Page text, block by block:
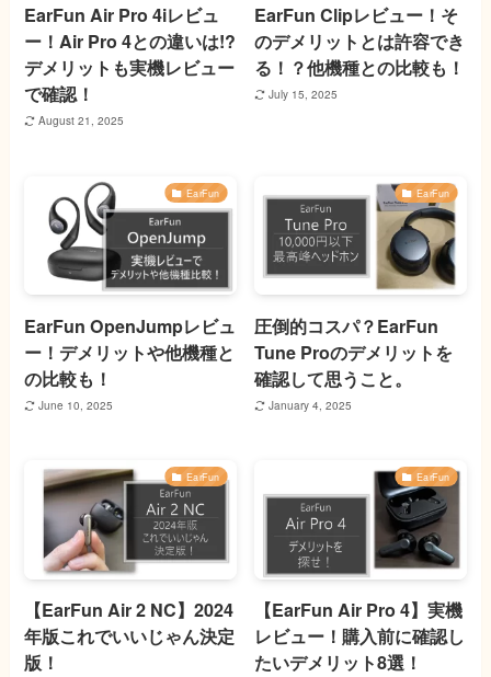
EarFun Air Pro 4iレビュ
ー！Air Pro 4との違いは!?
デメリットも実機レビュー
で確認！
August 21, 2025
EarFun Clipレビュー！そ
のデメリットとは許容でき
る！？他機種との比較も！
July 15, 2025
EarFun
EarFun OpenJumpレビュ
ー！デメリットや他機種と
の比較も！
June 10, 2025
EarFun
圧倒的コスパ？EarFun
Tune Proのデメリットを
確認して思うこと。
January 4, 2025
EarFun
【EarFun Air 2 NC】2024
年版これでいいじゃん決定
版！
EarFun
【EarFun Air Pro 4】実機
レビュー！購入前に確認し
たいデメリット8選！